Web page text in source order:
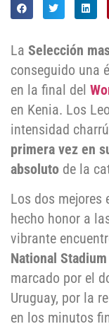
La Selección
conseguido una
en la final del
en Kenia. Los
intensidad
primera vez en
absoluto de la
Los dos mejores
hecho honor a
vibrante
National Stadium
marcado por el
Uruguay, por la
en los minutos